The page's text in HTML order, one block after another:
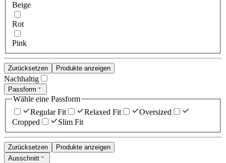
Beige
Rot
Pink
Zurücksetzen Produkte anzeigen
Nachhaltig
Passform
Wähle eine Passform
Regular Fit
Relaxed Fit
Oversized
Cropped
Slim Fit
Zurücksetzen
Produkte anzeigen
Ausschnitt